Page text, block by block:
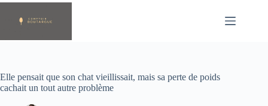
Passer
contenu
Elle pensait que son chat vieillissait, mais sa perte de poids
cachait un tout autre problème